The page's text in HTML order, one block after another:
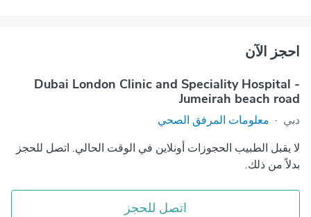
احجز الآن
Dubai London Clinic and Speciality Hospital -
Jumeirah beach road
دبي · معلومات المرفق الصحي
لا يقبل الطبيب الحجوزات أونلاين في الوقت الحالي. اتصل للحجز
بدلاً من ذلك.
اتصل للحجز